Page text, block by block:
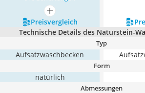
mehr anzeigen
Preis­vergleich
Technische Details des Naturstein-
Typ
Aufsatzwaschbecken
Form
natürlich
Abmessungen